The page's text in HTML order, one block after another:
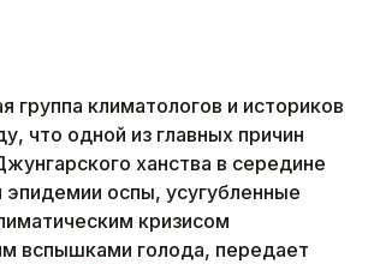
группа климатологов и историков
что одной из главных причин
ханства в середине
эпидемии оспы, усугубленные
кризисом
вспышками голода, передает